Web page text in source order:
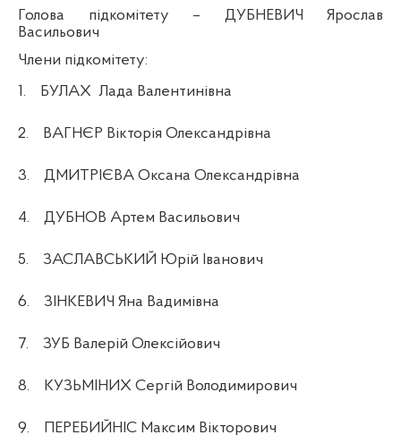
Голова підкомітету – ДУБНЕВИЧ Ярослав
Васильович
Члени підкомітету:
1.
БУЛАХ Лада Валентинівна
2. ВАГНЄР Вікторія Олександрівна
3. ДМИТРІЄВА Оксана Олександрівна
4. ДУБНОВ Артем Васильович
5. ЗАСЛАВСЬКИЙ Юрій Іванович
6. ЗІНКЕВИЧ Яна Вадимівна
7. ЗУБ Валерій Олексійович
8. КУЗЬМІНИХ Сергій Володимирович
9. ПЕРЕБИЙНІС Максим Вікторович